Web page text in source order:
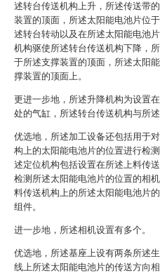
述转台传送机构上升，所述传送带
装置的顶面，所述太阳能电池片位
述转台转动以及在所述太阳能电池
机构驱使所述转台传送机构下降，
于所述支撑装置的顶面，所述太阳
撑装置的顶面上。
更进一步地，所述升降机构为设置
处的气缸，所述转台传送机构与所
优选地，所述加工设备还包括用于
构上的太阳能电池片的位置进行检
述定位机构包括设置在所述上料传
检测所述太阳能电池片的位置的相
料传送机构上的所述太阳能电池片
组件。
进一步地，所述相机设置有多个。
优选地，所述基座上设有两条所述
线上所述太阳能电池片的传送方向